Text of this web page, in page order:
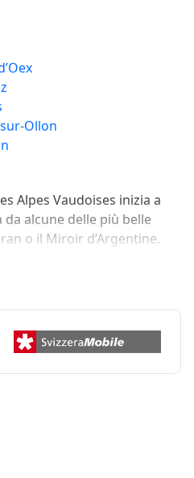
Ollon
Alpes Vaudoises inizia a
alcune delle più belle
o il Miroir d’Argentine.
Aigle, meta finale della
i vigneti.